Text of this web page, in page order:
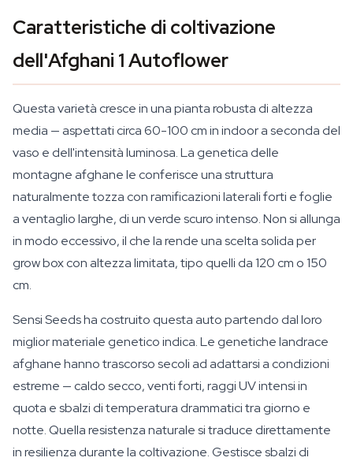
Caratteristiche di coltivazione
dell'Afghani 1 Autoflower
Questa varietà cresce in una pianta robusta di altezza
media — aspettati circa 60-100 cm in indoor a seconda del
vaso e dell'intensità luminosa. La genetica delle
montagne afghane le conferisce una struttura
naturalmente tozza con ramificazioni laterali forti e foglie
a ventaglio larghe, di un verde scuro intenso. Non si allunga
in modo eccessivo, il che la rende una scelta solida per
grow box con altezza limitata, tipo quelli da 120 cm o 150
cm.
Sensi Seeds ha costruito questa auto partendo dal loro
miglior materiale genetico indica. Le genetiche landrace
afghane hanno trascorso secoli ad adattarsi a condizioni
estreme — caldo secco, venti forti, raggi UV intensi in
quota e sbalzi di temperatura drammatici tra giorno e
notte. Quella resistenza naturale si traduce direttamente
in resilienza durante la coltivazione. Gestisce sbalzi di